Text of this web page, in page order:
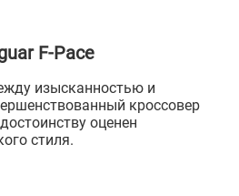
F-Pace
изысканностью и
кроссовер
оценен
стиля.